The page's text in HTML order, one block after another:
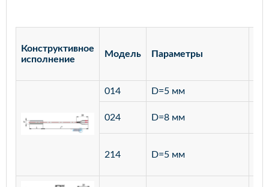
Конструктивное
исполнение
Модель Параметры
014 D=5 мм
024 D=8 мм
214 D=5 мм